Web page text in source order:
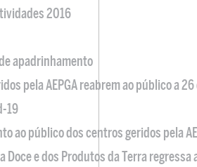
2016
apadrinhamento
pela AEPGA reabrem ao público a
19
ao público dos centros geridos pela
Doce e dos Produtos da Terra regressa